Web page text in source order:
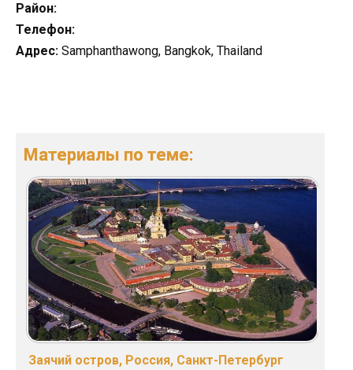
Район:
Телефон:
Адрес: Samphanthawong, Bangkok, Thailand
Материалы по теме:
Заячий остров, Россия, Санкт-Петербург